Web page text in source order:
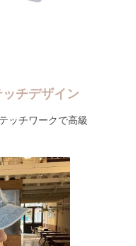
チデザイン
ッチワークで高級